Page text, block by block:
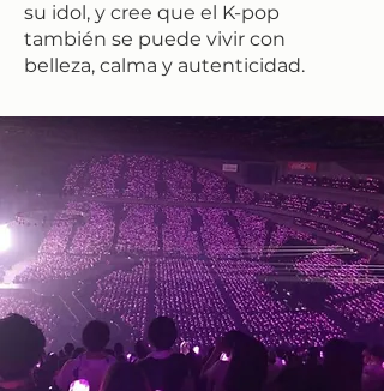
su idol, y cree que el K-pop
también se puede vivir con
belleza, calma y autenticidad.